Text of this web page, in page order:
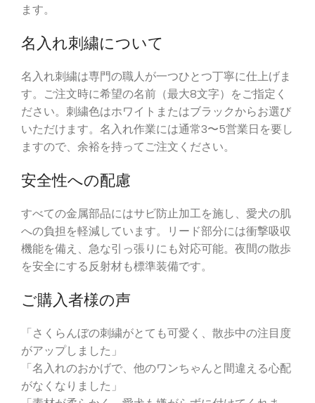
ます。
名入れ刺繍について
名入れ刺繍は専門の職人が一つひとつ丁寧に仕上げま
す。ご注文時に希望の名前（最大8文字）をご指定く
ださい。刺繍色はホワイトまたはブラックからお選び
いただけます。名入れ作業には通常3〜5営業日を要し
ますので、余裕を持ってご注文ください。
安全性への配慮
すべての金属部品にはサビ防止加工を施し、愛犬の肌
への負担を軽減しています。リード部分には衝撃吸収
機能を備え、急な引っ張りにも対応可能。夜間の散歩
を安全にする反射材も標準装備です。
ご購入者様の声
「さくらんぼの刺繍がとても可愛く、散歩中の注目度
がアップしました」
「名入れのおかげで、他のワンちゃんと間違える心配
がなくなりました」